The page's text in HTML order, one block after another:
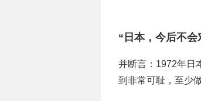
“日本，今后不
并断言：1972年日
到非常可耻，至少